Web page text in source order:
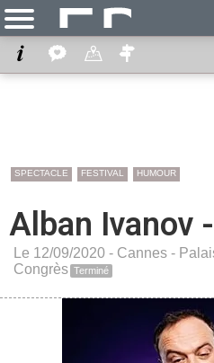
SPECTACLE FESTIVAL HUMOUR
Alban Ivanov
Le 12/09/2020 - Cannes -
Congrès Terminé